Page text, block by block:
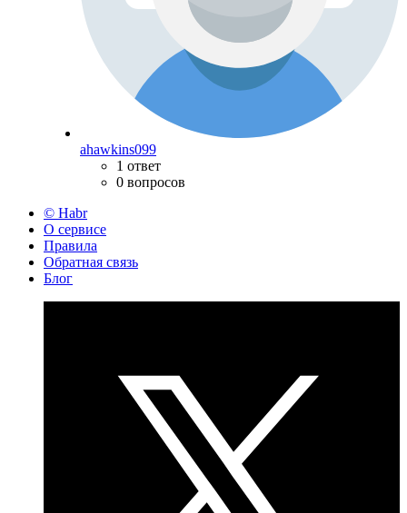
ahawkins099
1 ответ
0 вопросов
© Habr
О сервисе
Правила
Обратная связь
Блог